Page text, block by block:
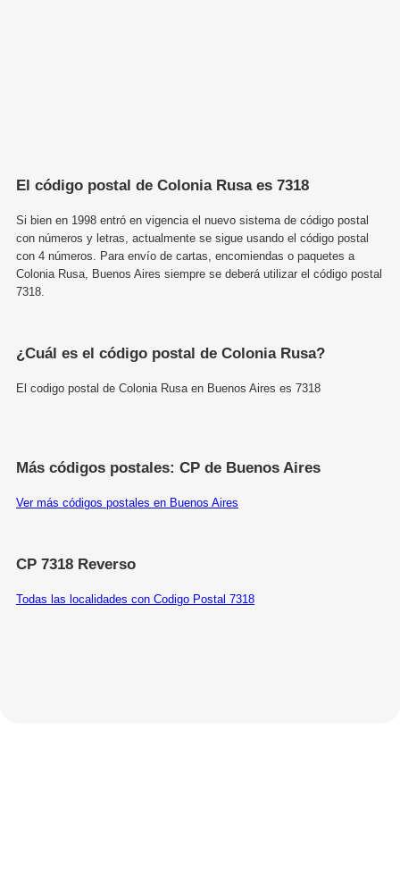
El código postal de Colonia Rusa es 7318
Si bien en 1998 entró en vigencia el nuevo sistema de código postal
con números y letras, actualmente se sigue usando el código postal
con 4 números. Para envío de cartas, encomiendas o paquetes a
Colonia Rusa, Buenos Aires siempre se deberá utilizar el código postal
7318.
¿Cuál es el código postal de Colonia Rusa?
El codigo postal de Colonia Rusa en Buenos Aires es 7318
Más códigos postales: CP de Buenos Aires
Ver más códigos postales en Buenos Aires
CP 7318 Reverso
Todas las localidades con Codigo Postal 7318